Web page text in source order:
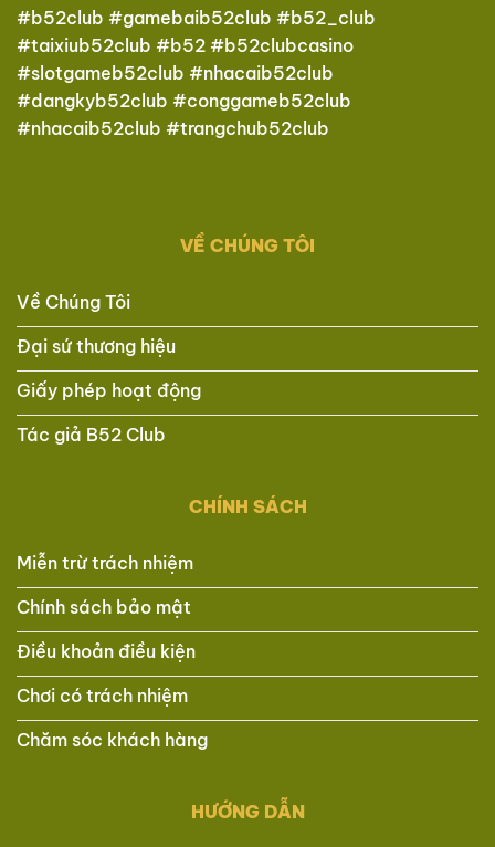
#b52club #gamebaib52club #b52_club
#taixiub52club #b52 #b52clubcasino
#slotgameb52club #nhacaib52club
#dangkyb52club #conggameb52club
#nhacaib52club #trangchub52club
VỀ CHÚNG TÔI
Về Chúng Tôi
Đại sứ thương hiệu
Giấy phép hoạt động
Tác giả B52 Club
CHÍNH SÁCH
Miễn trừ trách nhiệm
Chính sách bảo mật
Điều khoản điều kiện
Chơi có trách nhiệm
Chăm sóc khách hàng
HƯỚNG DẪN